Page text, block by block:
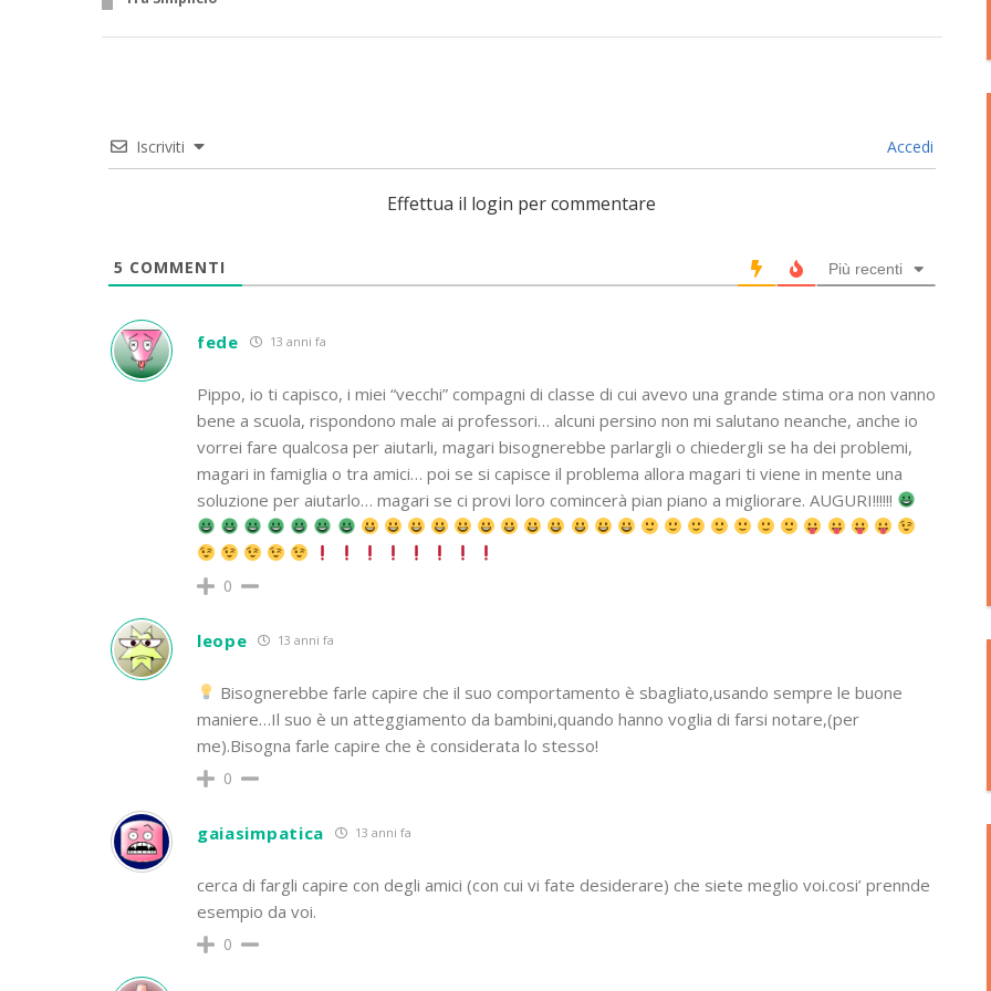
Iscriviti Accedi
Effettua il login per commentare
5 COMMENTI Più recenti
fede 13 anni fa
Pippo, io ti capisco, i miei “vecchi” compagni di classe di cui avevo una grande stima ora non vanno
bene a scuola, rispondono male ai professori… alcuni persino non mi salutano neanche, anche io
vorrei fare qualcosa per aiutarli, magari bisognerebbe parlargli o chiedergli se ha dei problemi,
magari in famiglia o tra amici… poi se si capisce il problema allora magari ti viene in mente una
soluzione per aiutarlo… magari se ci provi loro comincerà pian piano a migliorare. AUGURI!!!!!!
0
leope 13 anni fa
Bisognerebbe farle capire che il suo comportamento è sbagliato,usando sempre le buone
maniere…Il suo è un atteggiamento da bambini,quando hanno voglia di farsi notare,(per
me).Bisogna farle capire che è considerata lo stesso!
0
gaiasimpatica 13 anni fa
cerca di fargli capire con degli amici (con cui vi fate desiderare) che siete meglio voi.cosi’ prennde
esempio da voi.
0